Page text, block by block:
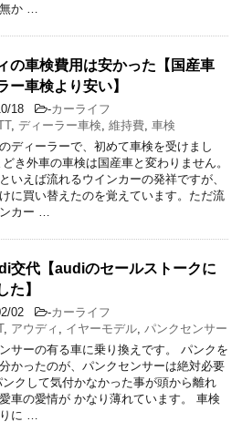
か …
の車検費用は安かった【国産車
ー車検より安い】
18 -カーライフ
, ディーラー車検 維持費 車検
ディーラーで、初めて車検を受けまし
き外車の車検は国産車と変わりません。
いえば流れるウインカーの発祥ですが、
に買い替えたのを覚えています。ただ流
カー …
交代【audiのセールストークに
た】
02 -カーライフ
, アウディ イヤーモデル パンクセンサー
サーの有る車に乗り換えです。 パンクを
かったのが、パンクセンサーは絶対必要
クして気付かなかった事が頭から離れ
車の愛情が かなり薄れています。 車検
に …